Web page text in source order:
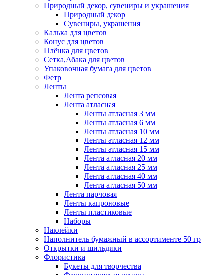
Природный декор, сувениры и украшения
Природный декор
Сувениры, украшения
Калька для цветов
Конус для цветов
Плёнка для цветов
Сетка,Абака для цветов
Упаковочная бумага для цветов
Фетр
Ленты
Лента репсовая
Лента атласная
Ленты атласная 3 мм
Ленты атласная 6 мм
Ленты атласная 10 мм
Ленты атласная 12 мм
Ленты атласная 15 мм
Лента атласная 20 мм
Лента атласная 25 мм
Лента атласная 40 мм
Лента атласная 50 мм
Лента парчовая
Ленты капроновые
Ленты пластиковые
Наборы
Наклейки
Наполнитель бумажный в ассортименте 50 гр
Открытки и шильдики
Флористика
Букеты для творчества